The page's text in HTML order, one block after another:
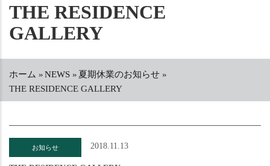
NAVIGATION
THE RESIDENCE
GALLERY
パ
ン
ず
ホーム »NEWS » 夏期休業のお知らせ »
THE RESIDENCE GALLERY
お知らせ 2018.11.13